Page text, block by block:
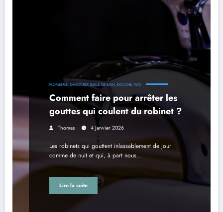
PLOMBERIE SANITAIRES (SALLE DE BAIN, DOUCHE, WC)
Comment faire pour arrêter les
gouttes qui coulent du robinet ?
Thomas 4 Janvier 2026
Les robinets qui gouttent inlassablement de jour
comme de nuit et qui, à part nous…
Lire la suite